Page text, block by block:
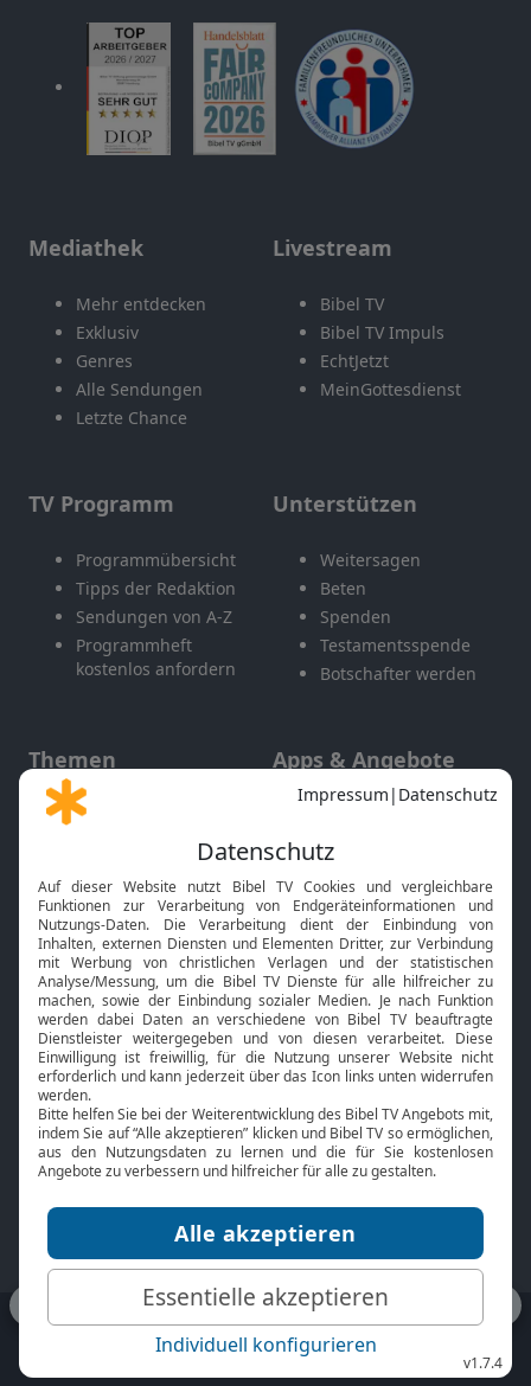
Mediathek
Mehr entdecken
Exklusiv
Genres
Alle Sendungen
Letzte Chance
Livestream
Bibel TV
Bibel TV Impuls
EchtJetzt
MeinGottesdienst
TV Programm
Programmübersicht
Tipps der Redaktion
Sendungen von A-Z
Programmheft
kostenlos anfordern
Unterstützen
Weitersagen
Beten
Spenden
Testamentsspende
Botschafter werden
Themen
Gott und Bibel erklärt
Neuigkeiten
Apps & Angebote
Mobile App
Smart TV
HbbTV
Bibelthek Online-Bibel
Nächster Gottesdienst
Bibel TV
Über uns
Jobs
Mediadaten
Service
Kontakt
TV-Empfang
bibeltv.de: Impressum
Datenschutz
Nutzungsbedingungen
Fakten Bibel TV App